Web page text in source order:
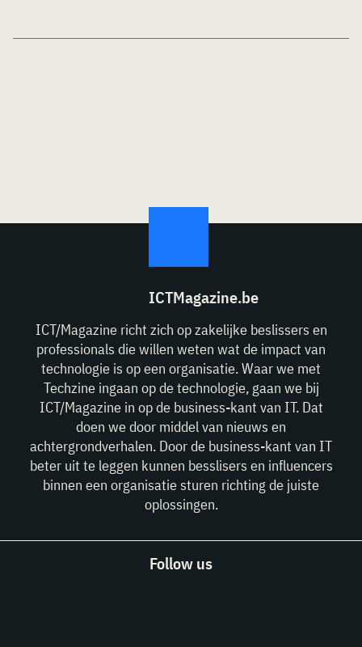
ICTMagazine.be
ICT/Magazine richt zich op zakelijke beslissers en
professionals die willen weten wat de impact van
technologie is op een organisatie. Waar we met
Techzine ingaan op de technologie, gaan we bij
ICT/Magazine in op de business-kant van IT. Dat
doen we door middel van nieuws en
achtergrondverhalen. Door de business-kant van IT
beter uit te leggen kunnen besslisers en influencers
binnen een organisatie sturen richting de juiste
oplossingen.
Follow us